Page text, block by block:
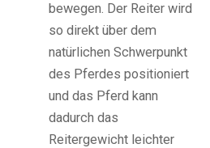
bewegen. Der Reiter wird
so direkt über dem
natürlichen Schwerpunkt
des Pferdes positioniert
und das Pferd kann
dadurch das
Reitergewicht leichter